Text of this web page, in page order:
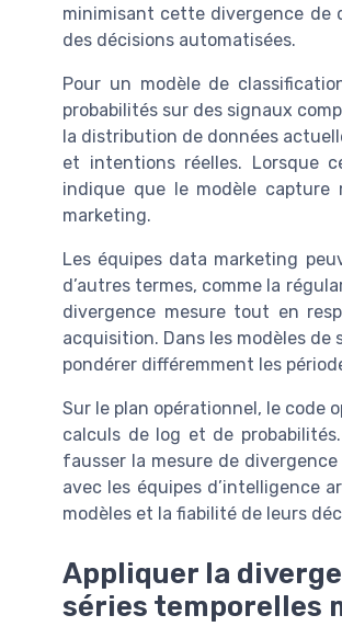
minimisant cette divergence de
des décisions automatisées.
Pour un modèle de
probabilités sur des signaux
la distribution de données
et intentions réelles. Lorsque
indique que le modèle
marketing.
Les équipes data marketing
d’autres termes, comme la
divergence mesure tout en
acquisition. Dans les modèles
pondérer différemment les
Sur le plan opérationnel, le code
calculs de log et de
fausser la mesure de
avec les équipes d’intelligence
modèles et la fiabilité de leurs
Appliquer la
séries temporelles